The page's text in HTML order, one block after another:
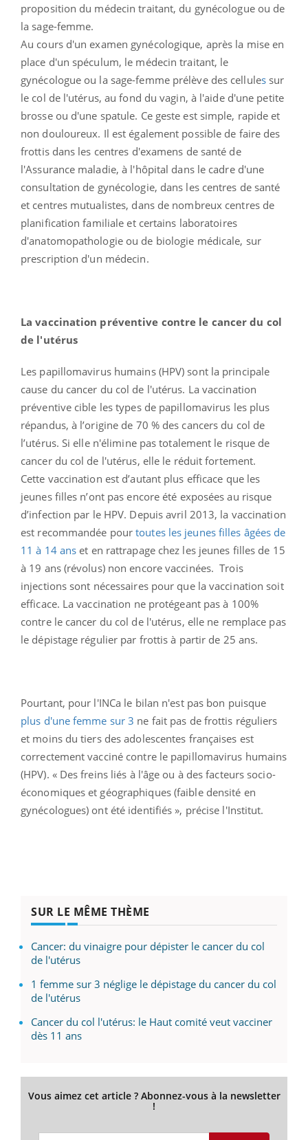
proposition du médecin traitant, du gynécologue ou de
la sage-femme.
Au cours d'un examen gynécologique, après la mise en
place d'un spéculum, le médecin traitant, le
gynécologue ou la sage-femme prélève des cellulessur
le col de l'utérus, au fond du vagin, à l'aide d'une petite
brosse ou d'une spatule. Ce geste est simple, rapide et
non douloureux. Il est également possible de faire des
frottis dans les centres d'examens de santé de
l'Assurance maladie, à l'hôpital dans le cadre d'une
consultation de gynécologie, dans les centres de santé
et centres mutualistes, dans de nombreux centres de
planification familiale et certains laboratoires
d'anatomopathologie ou de biologie médicale, sur
prescription d'un médecin.
La vaccination préventive contre le cancer du col
de l'utérus
Les papillomavirus humains (HPV) sont la principale
cause du cancer du col de l'utérus. La vaccination
préventive cible les types de papillomavirus les plus
répandus, à l’origine de 70 % des cancers du col de
l’utérus. Si elle n'élimine pas totalement le risque de
cancer du col de l'utérus, elle le réduit fortement.
Cette vaccination est d’autant plus efficace que les
jeunes filles n’ont pas encore été exposées au risque
d’infection par le HPV. Depuis avril 2013, la vaccination
est recommandée pourtoutes les jeunes filles âgées de
11 à 14 ans et en rattrapage chez les jeunes filles de 15
à 19 ans (révolus) non encore vaccinées. Trois
injections sont nécessaires pour que la vaccination soit
efficace. La vaccination ne protégeant pas à 100%
contre le cancer du col de l'utérus, elle ne remplace pas
le dépistage régulier par frottis à partir de 25 ans.
Pourtant, pour l'INCa le bilan n'est pas bon puisque
plus d'une femme sur 3 ne fait pas de frottis réguliers
et moins du tiers des adolescentes françaises est
correctement vacciné contre le papillomavirus humains
(HPV). « Des freins liés à l'âge ou à des facteurs socio-
économiques et géographiques (faible densité en
gynécologues) ont été identifiés », précise l'Institut.
SUR LE MÊME THÈME
Cancer: du vinaigre pour dépister le cancer du col
de l'utérus
1 femme sur 3 néglige le dépistage du cancer du col
de l'utérus
Cancer du col l'utérus: le Haut comité veut vacciner
dès 11 ans
Vous aimez cet article ? Abonnez-vous à la newsletter
!